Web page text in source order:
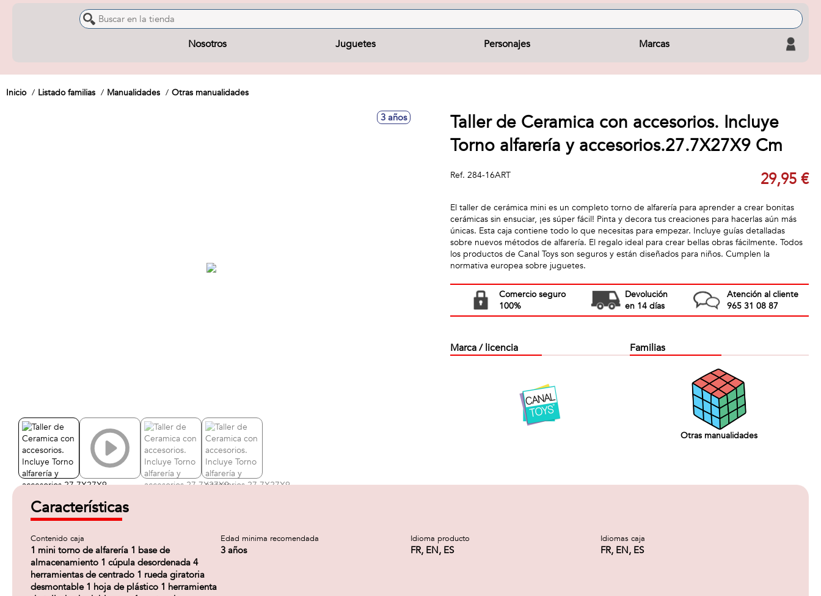
Nosotros Juguetes Personajes Marcas
Inicio Listado familias Manualidades Otras manualidades
3 años
Taller de Ceramica con accesorios. Incluye
Torno alfarería y accesorios.27.7X27X9 Cm
Ref. 284-16ART 29,95 €
El taller de cerámica mini es un completo torno de alfarería para aprender a crear bonitas
cerámicas sin ensuciar, ¡es súper fácil! Pinta y decora tus creaciones para hacerlas aún más
únicas. Esta caja contiene todo lo que necesitas para empezar. Incluye guías detalladas
sobre nuevos métodos de alfarería. El regalo ideal para crear bellas obras fácilmente. Todos
los productos de Canal Toys son seguros y están diseñados para niños. Cumplen la
normativa europea sobre juguetes.
Comercio seguro
100%
Devolución
en 14 días
Atención al cliente
965 31 08 87
Marca / licencia Familias
Otras manualidades
Características
Contenido caja
1 mini torno de alfarería 1 base de
almacenamiento 1 cúpula desordenada 4
herramientas de centrado 1 rueda giratoria
desmontable 1 hoja de plástico 1 herramienta
Edad minima recomendada
3 años
Idioma producto
FR, EN, ES
Idiomas caja
FR, EN, ES